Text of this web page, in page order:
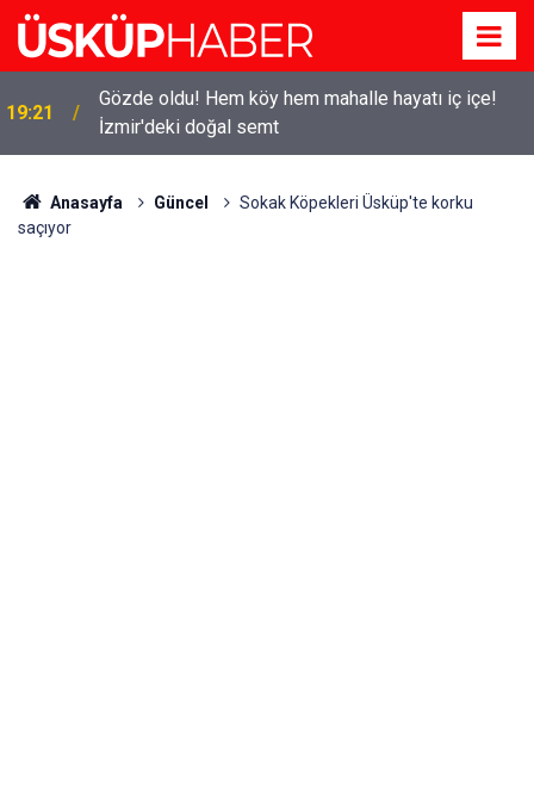
19:21
Gözde oldu! Hem köy hem mahalle hayatı iç içe!
İzmir'deki doğal semt
Anasayfa Güncel
Sokak Köpekleri Üsküp'te korku
saçıyor